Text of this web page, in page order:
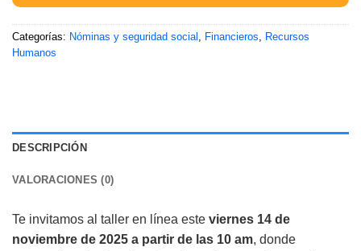
Categorías: Nóminas y seguridad social Financieros
Recursos
Humanos
DESCRIPCIÓN
VALORACIONES (0)
Te invitamos al taller en línea este viernes 14 de
noviembre de 2025 a partir de las 10 am, donde